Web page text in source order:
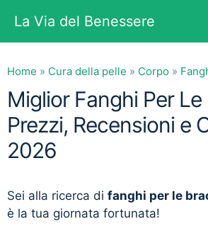
contenuto
La Via del Benessere
Home » Cura della pelle » Corpo »
Miglior Fanghi Per
Prezzi, Recensioni e
2026
Sei alla ricerca di fanghi per le
è la tua giornata fortunata!